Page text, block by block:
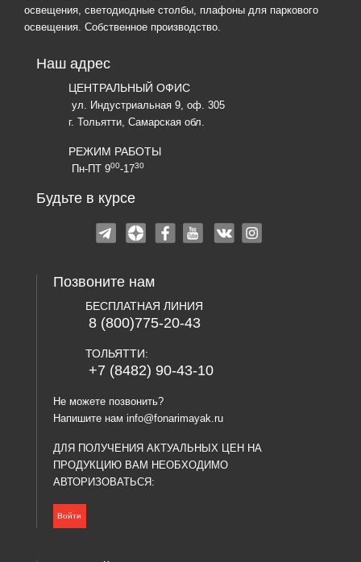
освещения, светодиодные столбы, плафоны для паркового
освещения. Собственное производство.
Наш адрес
ЦЕНТРАЛЬНЫЙ ОФИС
ул. Индустриальная 9, оф. 305
г. Тольятти, Самарская обл.
РЕЖИМ РАБОТЫ
Пн-ПТ 900-1730
Будьте в курсе
Позвоните нам
БЕСПЛАТНАЯ ЛИНИЯ
8 (800)775-20-43
ТОЛЬЯТТИ:
+7 (8482) 90-43-10
Не можете позвонить?
Напишите нам info@fonarimayak.ru
ДЛЯ ПОЛУЧЕНИЯ АКТУАЛЬНЫХ ЦЕН НА
ПРОДУКЦИЮ ВАМ НЕОБХОДИМО
АВТОРИЗОВАТЬСЯ:
Войти